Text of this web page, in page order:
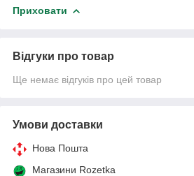
Приховати
Відгуки про товар
Ще немає відгуків про цей товар
Умови доставки
Нова Пошта
Магазини Rozetka